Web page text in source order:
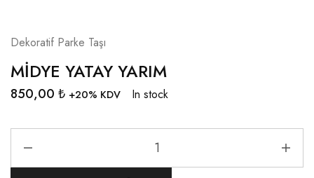
Dekoratif Parke Taşı
MİDYE YATAY YARIM
850,00 ₺ +20% KDV In stock